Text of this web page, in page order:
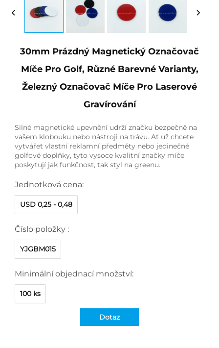
30mm Prázdný Magnetický Označovač
Míče Pro Golf, Různé Barevné Varianty,
Železný Označovač Míče Pro Laserové
Gravírování
Silné magnetické upevnění udrží značku bezpečně na
vašem klobouku nebo nástroji na trávu. Ať už chcete
vytvářet vlastní reklamní předměty nebo jedinečné
golfové doplňky, tyto vysoce kvalitní značky míče
poskytují jak funkčnost, tak styl na greenu.
Jednotková cena:
USD 0,25 - 0,48
Číslo položky :
YJGBM015
Minimální objednací množství:
100 ks
Dotaz